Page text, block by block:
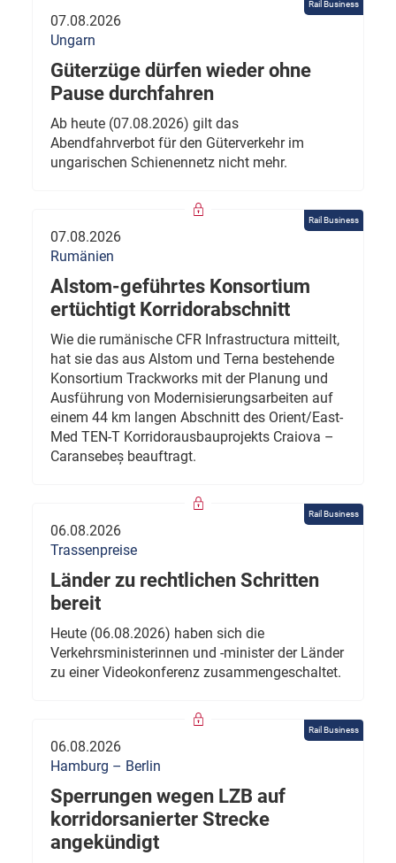
Rail Business
07.08.2026
Ungarn
Güterzüge dürfen wieder ohne
Pause durchfahren
Ab heute (07.08.2026) gilt das
Abendfahrverbot für den Güterverkehr im
ungarischen Schienennetz nicht mehr.
Rail Business
07.08.2026
Rumänien
Alstom-geführtes Konsortium
ertüchtigt Korridorabschnitt
Wie die rumänische CFR Infrastructura mitteilt,
hat sie das aus Alstom und Terna bestehende
Konsortium Trackworks mit der Planung und
Ausführung von Modernisierungsarbeiten auf
einem 44 km langen Abschnitt des Orient/East-
Med TEN-T Korridorausbauprojekts Craiova –
Caransebeș beauftragt.
Rail Business
06.08.2026
Trassenpreise
Länder zu rechtlichen Schritten
bereit
Heute (06.08.2026) haben sich die
Verkehrsministerinnen und -minister der Länder
zu einer Videokonferenz zusammengeschaltet.
Rail Business
06.08.2026
Hamburg – Berlin
Sperrungen wegen LZB auf
korridorsanierter Strecke
angekündigt